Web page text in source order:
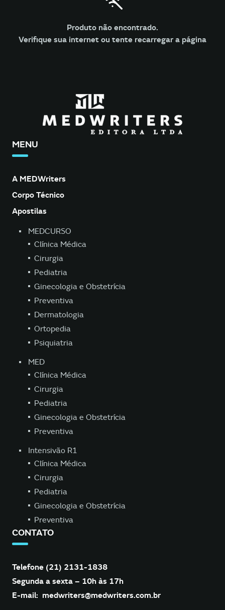
Produto não encontrado.
Verifique sua internet ou tente recarregar a página
MENU
A MEDWriters
Corpo Técnico
Apostilas
MEDCURSO
Clínica Médica
Cirurgia
Pediatria
Ginecologia e Obstetrícia
Preventiva
Dermatologia
Ortopedia
Psiquiatria
MED
Clínica Médica
Cirurgia
Pediatria
Ginecologia e Obstetrícia
Preventiva
Intensivão R1
Clínica Médica
Cirurgia
Pediatria
Ginecologia e Obstetrícia
Preventiva
CONTATO
Telefone (21) 2131-1838
Segunda a sexta – 10h às 17h
E-mail: medwriters@medwriters.com.br